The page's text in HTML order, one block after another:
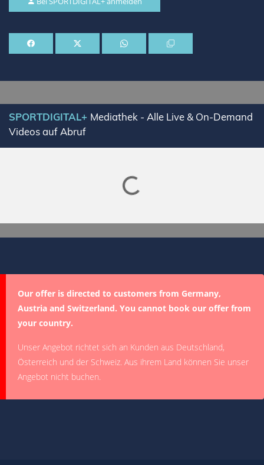
SPORTDIGITAL+ Mediathek - Alle Live & On-Demand
Videos auf Abruf
Lade SPORTDIGITAL+ Mediathek
Our offer is directed to customers from Germany,
Austria and Switzerland. You cannot book our offer from
your country.
Unser Angebot richtet sich an Kunden aus Deutschland,
Österreich und der Schweiz. Aus ihrem Land können Sie unser
Angebot nicht buchen.